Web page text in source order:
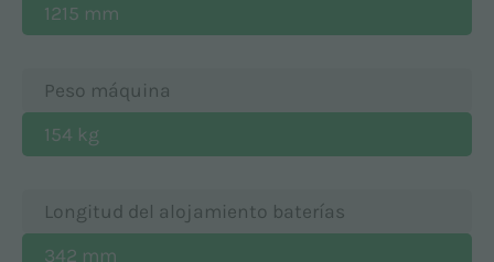
1215 mm
Peso máquina
154 kg
Longitud del alojamiento baterías
342 mm